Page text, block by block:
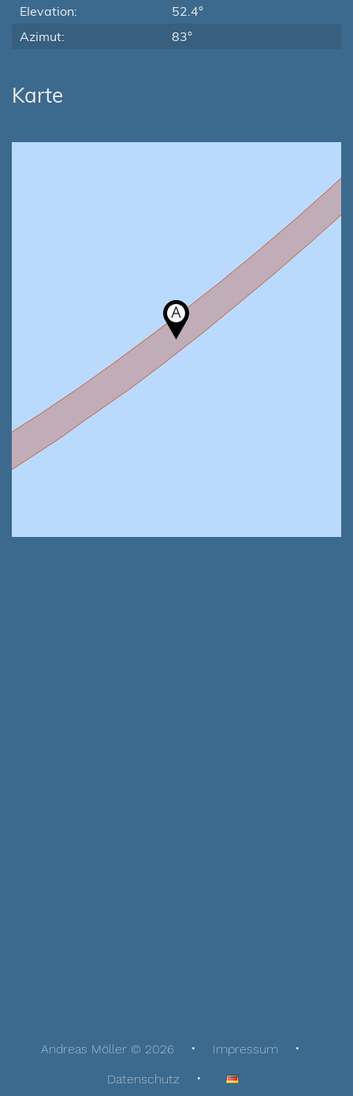
Elevation:
52.4°
Azimut:
83°
Karte
Andreas Möller © 2026
Impressum
Datenschutz